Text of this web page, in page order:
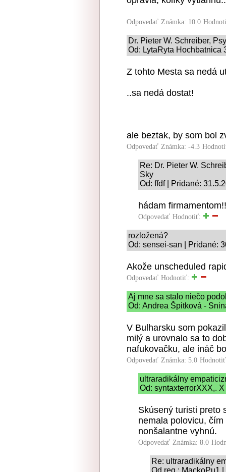
Odpovedať Známka: 10.0
Dr. Pieter W. Schreiber,
Od: LytaRyta Hochbatnica
Z tohto Mesta sa nedá
..sa nedá dostat!
ale beztak, by som bol
Odpovedať Známka: -4.3
Re: Dr. Pieter W.
Sky
Od: ffdf | Pridané:
hádam
Odpovedať Hodnotiť:
rozložená?
Od: sensei-san | Pridané:
Akože unscheduled
Odpovedať Hodnotiť:
Aj mne sa stalo niečo
Od: Andrea Špitková -
V Bulharsku som
milý a urovnalo sa to
nafukovačku, ale ináč
Odpovedať Známka: 5.0
ultraradikálny
Od: syntaxterrorXXX,.
Skúsený turisti preto
nemala polovicu,
nonšalantne vyhnú.
Odpovedať Známka: 8.0
Re: ultraradikálny
Od reg.: MackoPu1